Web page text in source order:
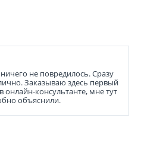
не повредилось. Сразу
Заказываю здесь первый
онлайн-консультанте, мне тут
объяснили.